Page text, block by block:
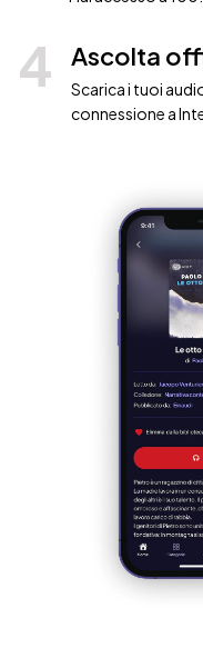
4 Ascolta
Scarica i tuoi
connessione a